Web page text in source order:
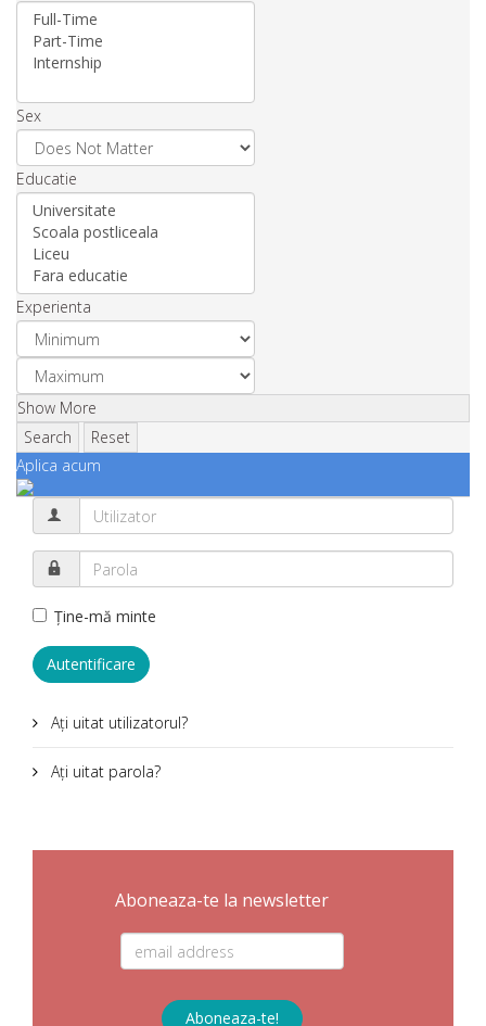
Sex
Educatie
Experienta
Show More
Search
Reset
Aplica acum
Ţine-mă minte
Autentificare
Aţi uitat utilizatorul?
Aţi uitat parola?
Aboneaza-te la newsletter